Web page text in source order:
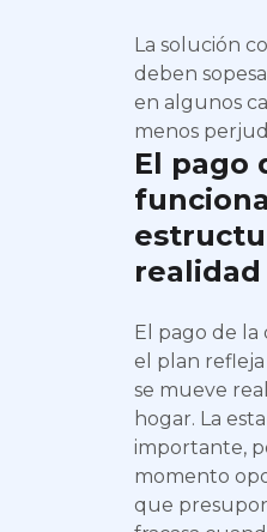
La solución
deben
en algunos
menos
El pago
realidad
El pago de
el plan
se mueve
hogar. La
importante,
momento
que